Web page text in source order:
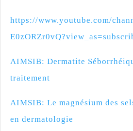
https://www.youtube.com/
AIMSIB: Dermatite
traitement
AIMSIB: Le magnésium des
en dermatologie